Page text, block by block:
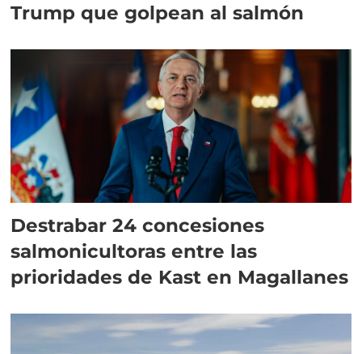
Trump que golpean al salmón
Destrabar 24 concesiones
salmonicultoras entre las
prioridades de Kast en Magallanes